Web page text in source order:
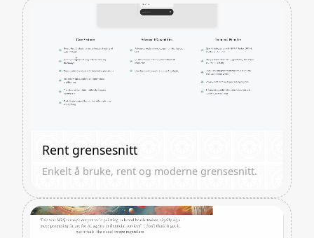
Rent grensesnitt
Enkelt å bruke, rent og moderne grensesnitt.